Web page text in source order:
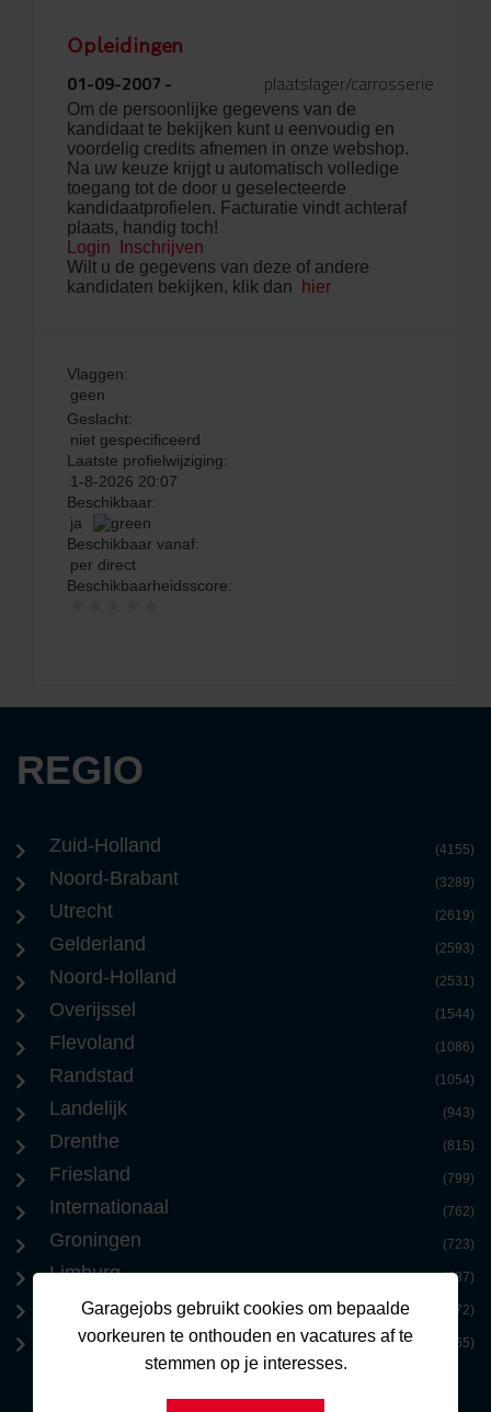
Opleidingen
01-09-2007 - plaatslager/carrosserie
Om de persoonlijke gegevens van de
kandidaat te bekijken kunt u eenvoudig en
voordelig credits afnemen in onze webshop.
Na uw keuze krijgt u automatisch volledige
toegang tot de door u geselecteerde
kandidaatprofielen. Facturatie vindt achteraf
plaats, handig toch!
Login
Inschrijven
Wilt u de gegevens van deze of andere
kandidaten bekijken, klik dan
hier
Vlaggen:
geen
Geslacht:
niet gespecificeerd
Laatste profielwijziging:
1-8-2026 20:07
Beschikbaar:
ja
Beschikbaar vanaf:
per direct
Beschikbaarheidsscore:
REGIO
Zuid-Holland (4155)
Noord-Brabant (3289)
Utrecht (2619)
Gelderland (2593)
Noord-Holland (2531)
Overijssel (1544)
Flevoland (1086)
Randstad (1054)
Landelijk (943)
Drenthe (815)
Friesland (799)
Internationaal (762)
Groningen (723)
Limburg (687)
Benelux (572)
Zeeland (365)
Garagejobs gebruikt cookies om bepaalde
voorkeuren te onthouden en vacatures af te
stemmen op je interesses.